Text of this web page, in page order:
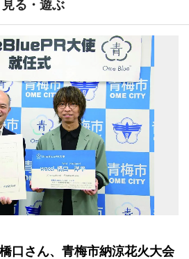
見る・遊ぶ
口さん、青梅市納涼花火大会